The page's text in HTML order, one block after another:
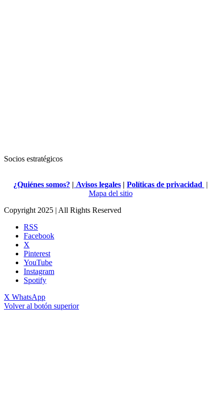
Socios estratégicos
¿Quiénes somos? | Avisos legales | Políticas de privacidad |
Mapa del sitio
Copyright 2025 | All Rights Reserved
RSS
Facebook
X
Pinterest
YouTube
Instagram
Spotify
X WhatsApp
Volver al botón superior